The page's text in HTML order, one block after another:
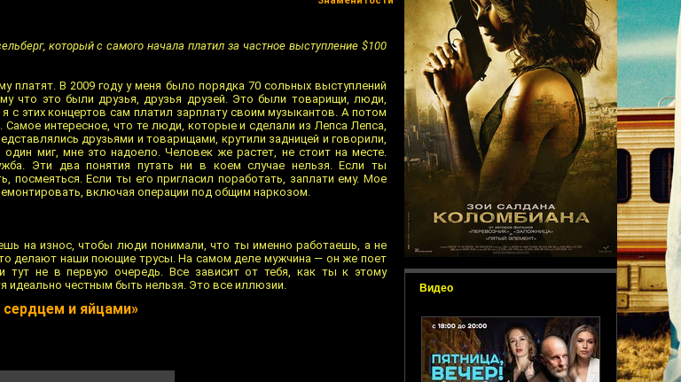
Видео
который с самого начала платил за частное выступление $100
платят. В 2009 году у меня было порядка 70 сольных выступлений
что это были друзья, друзья друзей. Это были товарищи, люди,
с этих концертов сам платил зарплату своим музыкантов. А потом
интересное, что те люди, которые и сделали из Лепса Лепса,
друзьями и товарищами, крутили задницей и говорили,
миг, мне это надоело. Человек же растет, не стоит на месте.
Эти два понятия путать ни в коем случае нельзя. Если ты
посмеяться. Если ты его пригласил поработать, заплати ему. Мое
включая операции под общим наркозом.
на износ, чтобы люди понимали, что ты именно работаешь, а не
делают наши поющие трусы. На самом деле мужчина — он же поет
тут не в первую очередь. Все зависит от тебя, как ты к этому
идеально честным быть нельзя. Это все иллюзии.
и яйцами»